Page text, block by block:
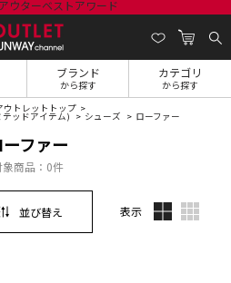
ブランド
から探す
カテゴリ
から探す
ウトレットトップ
テッドアイテム) シューズ ローファー
ーファー
商品： 0件
並び替え 表示